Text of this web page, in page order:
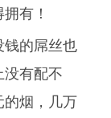
有！
钱的屌丝也
没有配不
的烟，几万